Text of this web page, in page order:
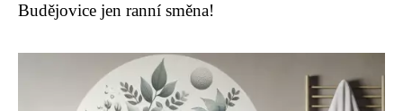
Budějovice jen ranní směna!